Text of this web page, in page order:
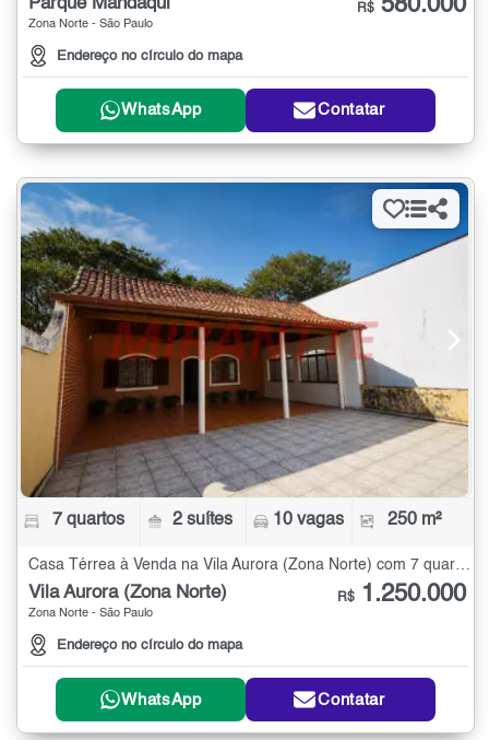
Zona Norte - São Paulo
Endereço no círculo do mapa
R$ 580.000
WhatsApp Contatar
7 quartos 2 suítes 10 vagas 250 m²
Casa Térrea à Venda na Vila Aurora (Zona Norte) com 7 quartos - 250 m²
Vila Aurora (Zona Norte)
Zona Norte - São Paulo
Endereço no círculo do mapa
R$ 1.250.000
WhatsApp Contatar